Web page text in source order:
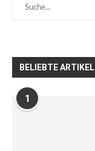
BELIEBTE ARTIKEL
1